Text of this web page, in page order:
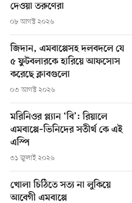
দেওয়া তরুণেরা
০৮ আগস্ট ২০২৬
জিদান, এমবাপ্পেসহ দলবদলে যে
৫ ফুটবলারকে হারিয়ে আফসোস
করেছে ক্লাবগুলো
০৩ আগস্ট ২০২৬
মরিনিওর প্ল্যান ‘বি’: রিয়ালে
এমবাপ্পে–ভিনিদের সতীর্থ কে এই
এস্পি
৩১ জুলাই ২০২৬
খোলা চিঠিতে সত্য না লুকিয়ে
আবেগী এমবাপ্পে